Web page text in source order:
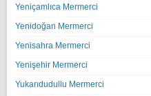
Yeniçamlıca Mermerci
Yenidoğan Mermerci
Yenisahra Mermerci
Yenişehir Mermerci
Yukarıdudullu Mermerci